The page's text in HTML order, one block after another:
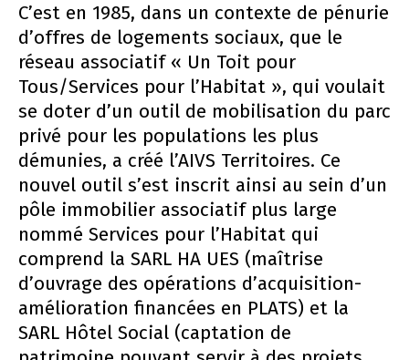
C’est en 1985, dans un contexte de pénurie
d’offres de logements sociaux, que le
réseau associatif « Un Toit pour
Tous/Services pour l’Habitat », qui voulait
se doter d’un outil de mobilisation du parc
privé pour les populations les plus
démunies, a créé l’AIVS Territoires. Ce
nouvel outil s’est inscrit ainsi au sein d’un
pôle immobilier associatif plus large
nommé Services pour l’Habitat qui
comprend la SARL HA UES (maîtrise
d’ouvrage des opérations d’acquisition-
amélioration financées en PLATS) et la
SARL Hôtel Social (captation de